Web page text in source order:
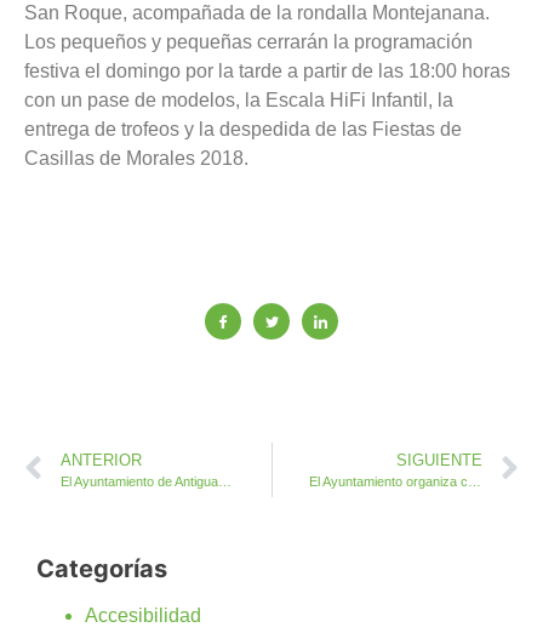
San Roque, acompañada de la rondalla Montejanana.
Los pequeños y pequeñas cerrarán la programación
festiva el domingo por la tarde a partir de las 18:00 horas
con un pase de modelos, la Escala HiFi Infantil, la
entrega de trofeos y la despedida de las Fiestas de
Casillas de Morales 2018.
ANTERIOR
El Ayuntamiento de Antigua pinta las dos guaguas municipales que realizan el transporte escolar
SIGUIENTE
El Ayuntamiento organiza clases de Ballet gratuitas para niños y niñas desde 4 años de edad
Categorías
Accesibilidad